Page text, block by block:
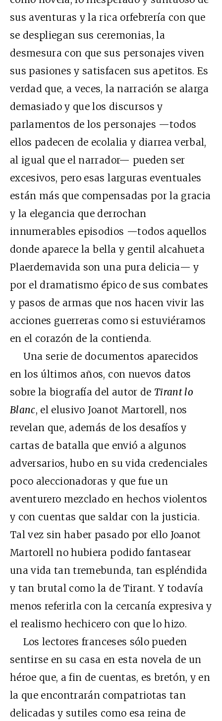
sus aventuras y la rica orfebrería con que
se despliegan sus ceremonias, la
desmesura con que sus personajes viven
sus pasiones y satisfacen sus apetitos. Es
verdad que, a veces, la narración se alarga
demasiado y que los discursos y
parlamentos de los personajes —todos
ellos padecen de ecolalia y diarrea verbal,
al igual que el narrador— pueden ser
excesivos, pero esas larguras eventuales
están más que compensadas por la gracia
y la elegancia que derrochan
innumerables episodios —todos aquellos
donde aparece la bella y gentil alcahueta
Plaerdemavida son una pura delicia— y
por el dramatismo épico de sus combates
y pasos de armas que nos hacen vivir las
acciones guerreras como si estuviéramos
en el corazón de la contienda.
Una serie de documentos aparecidos
en los últimos años, con nuevos datos
sobre la biografía del autor de Tirant lo
Blanc, el elusivo Joanot Martorell, nos
revelan que, además de los desafíos y
cartas de batalla que envió a algunos
adversarios, hubo en su vida credenciales
poco aleccionadoras y que fue un
aventurero mezclado en hechos violentos
y con cuentas que saldar con la justicia.
Tal vez sin haber pasado por ello Joanot
Martorell no hubiera podido fantasear
una vida tan tremebunda, tan espléndida
y tan brutal como la de Tirant. Y todavía
menos referirla con la cercanía expresiva y
el realismo hechicero con que lo hizo.
Los lectores franceses sólo pueden
sentirse en su casa en esta novela de un
héroe que, a fin de cuentas, es bretón, y en
la que encontrarán compatriotas tan
delicadas y sutiles como esa reina de